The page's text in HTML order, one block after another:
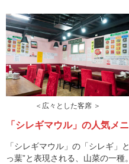
＜広々とした客席 ＞
「シレギマウル」の人気メ
「シレギマウル」の「シレギ」
っ葉”と表現される、山菜の一